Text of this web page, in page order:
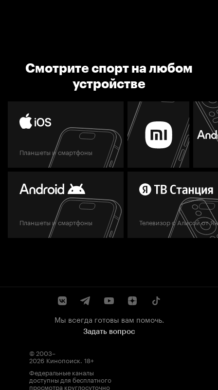
Смотрите спорт на любом
устройстве
Планшеты и смартфоны
Планшеты и смартфоны Телевизор с Алисой от
Мы всегда готовы вам помочь.
Задать вопрос
© 2003–
2026 Кинопоиск. 18+
Федеральные каналы
доступны для бесплатного
просмотра круглосуточно